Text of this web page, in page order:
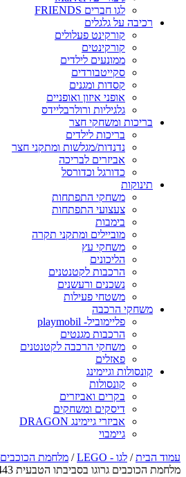
לגו חברים FRIENDS
רכיבה על גלגלים
קורקינט פעלולים
קורקינטים
ממונעים לילדים
סקייטבורדים
קסדות ומגנים
אופני איזון ואופניים
גלגיליות ורולרבליידס
בריכות ומשחקי חצר
בריכות לילדים
נדנדות/מגלשות ומתקני חצר
אביזרים לבריכה
כדורגל וכדורסל
תינוקות
משחקי התפתחות
צעצועי התפתחות
בימבות
מוביילים ומתקני תקרה
משחקי עץ
הליכונים
הרכבות לקטנטנים
נשכנים ורעשנים
משטחי פעילות
משחקי הרכבה
פליימוביל- playmobil
הרכבות מגנטים
משחקי הרכבה לקטנטנים
פאזלים
קונסולות וגיימינג
קונסולות
בקרים ואביזרים
דיסקים ומשחקים
אביזרי גיימינג DRAGON
גיימבוי
עמוד הבית/ לגו - LEGO / מלחמת הכוכבים Starwars
מלחמת הכוכבים גרוגו בסביבתו הטבעית 75443